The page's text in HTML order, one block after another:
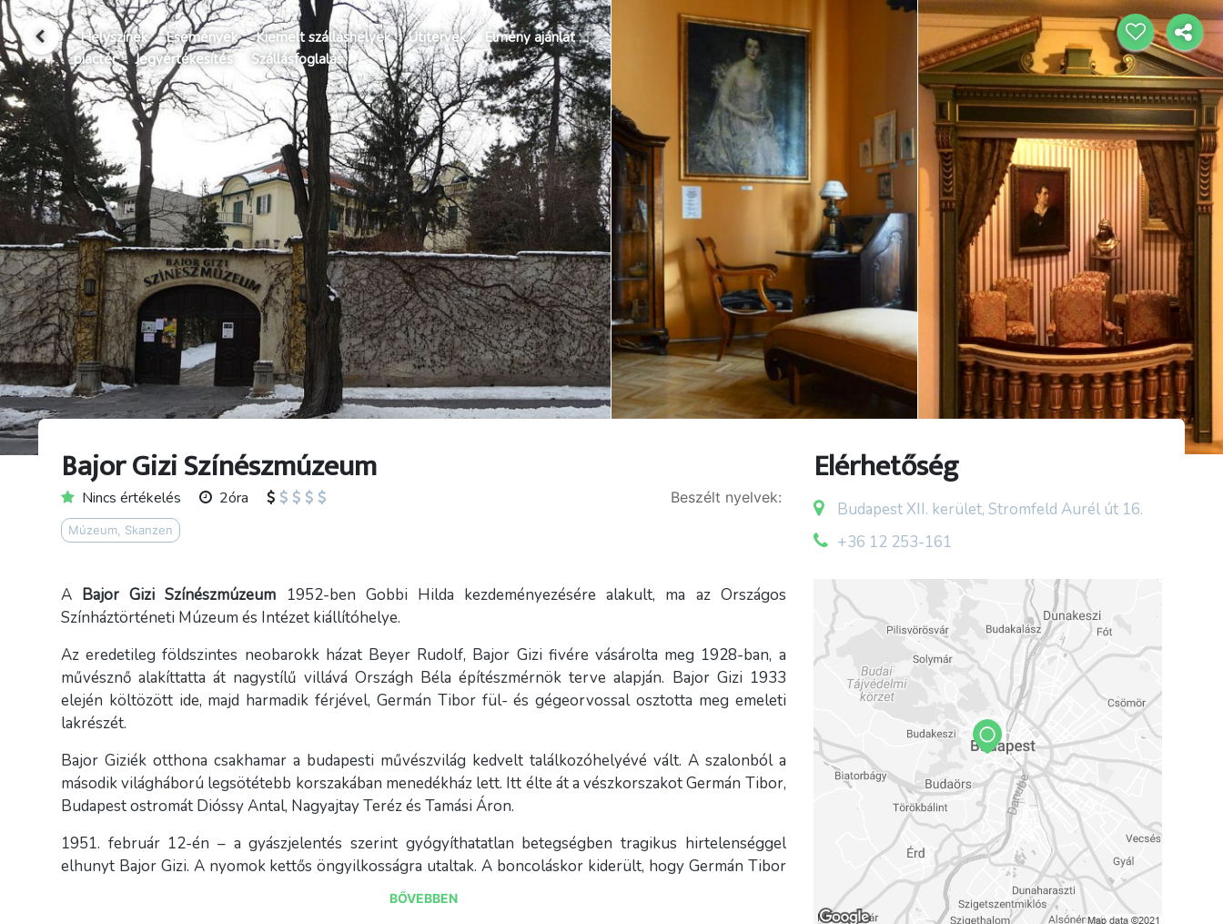
Helyszínek Események Kiemelt szálláshelyek Útitervek
Élmény ajánlat
piactér
Jegyértékesítés Szállásfoglalás
Bajor Gizi Színészmúzeum
Nincs értékelés 2óra Beszélt nyelvek:
Múzeum, Skanzen
A Bajor Gizi Színészmúzeum 1952-ben Gobbi Hilda kezdeményezésére alakult, ma az Országos
Színháztörténeti Múzeum és Intézet kiállítóhelye.
Az eredetileg földszintes neobarokk házat Beyer Rudolf, Bajor Gizi fivére vásárolta meg 1928-ban, a
művésznő alakíttatta át nagystílű villává Országh Béla építészmérnök terve alapján. Bajor Gizi 1933
elején költözött ide, majd harmadik férjével, Germán Tibor fül- és gégeorvossal osztotta meg emeleti
lakrészét.
Bajor Giziék otthona csakhamar a budapesti művészvilág kedvelt találkozóhelyévé vált. A szalonból a
második világháború legsötétebb korszakában menedékház lett. Itt élte át a vészkorszakot Germán Tibor,
Budapest ostromát Dióssy Antal, Nagyajtay Teréz és Tamási Áron.
1951. február 12-én – a gyászjelentés szerint gyógyíthatatlan betegségben tragikus hirtelenséggel
elhunyt Bajor Gizi. A nyomok kettős öngyilkosságra utaltak. A boncoláskor kiderült, hogy Germán Tibor
agykéregsorvadásban szenvedett. A hozzátartozók szerint – s ez lett aztán a hivatalos álláspont – Germán
BŐVEBBEN
Elérhetőség
Budapest XII. kerület, Stromfeld Aurél út 16.
+36 12 253-161